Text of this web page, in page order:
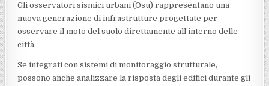
Gli osservatori sismici urbani (Osu) rappresentano una
nuova generazione di infrastrutture progettate per
osservare il moto del suolo direttamente all’interno delle
città.
Se integrati con sistemi di monitoraggio strutturale,
possono anche analizzare la risposta degli edifici durante gli